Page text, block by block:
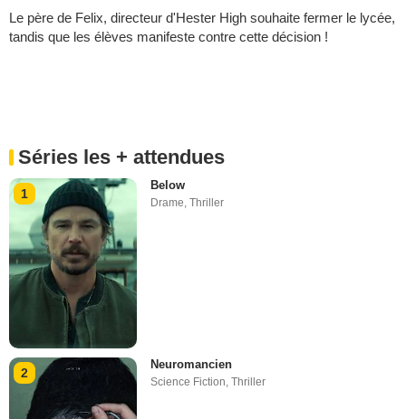
Le père de Felix, directeur d'Hester High souhaite fermer le lycée,
tandis que les élèves manifeste contre cette décision !
Séries les + attendues
1
Below
Drame ,Thriller
2
Neuromancien
Science Fiction,Thriller